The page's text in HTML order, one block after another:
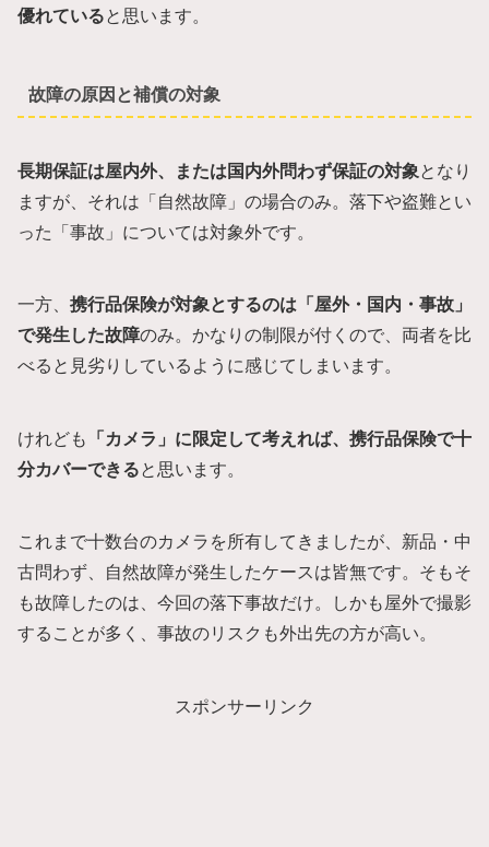
優れていると思います。
故障の原因と補償の対象
長期保証は屋内外、または国内外問わず保証の対象となり
ますが、それは「自然故障」の場合のみ。落下や盗難とい
った「事故」については対象外です。
一方、 携行品保険が対象とするのは「屋外・国内・事故」
で発生した故障のみ。かなりの制限が付くので、両者を比
べると見劣りしているように感じてしまいます。
けれども
「カメラ」に限定して考えれば、携行品保険で十
分カバーできると思います。
これまで十数台のカメラを所有してきましたが、新品・中
古問わず、自然故障が発生したケースは皆無です。そもそ
も故障したのは、今回の落下事故だけ。しかも屋外で撮影
することが多く、事故のリスクも外出先の方が高い。
スポンサーリンク